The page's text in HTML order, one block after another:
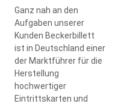
Ganz nah an den
Aufgaben unserer
Kunden Beckerbillett
ist in Deutschland einer
der Marktführer für die
Herstellung
hochwertiger
Eintrittskarten und